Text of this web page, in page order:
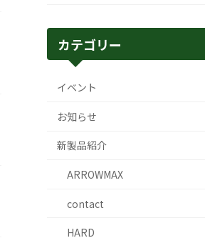
カテゴリー
イベント
お知らせ
新製品紹介
ARROWMAX
contact
HARD